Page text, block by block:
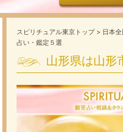
スピリチュアル東京トップ> 日本
占い・鑑定５選
山形県は山形